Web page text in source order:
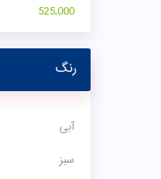
525,000
رنگ
آبی
سبز